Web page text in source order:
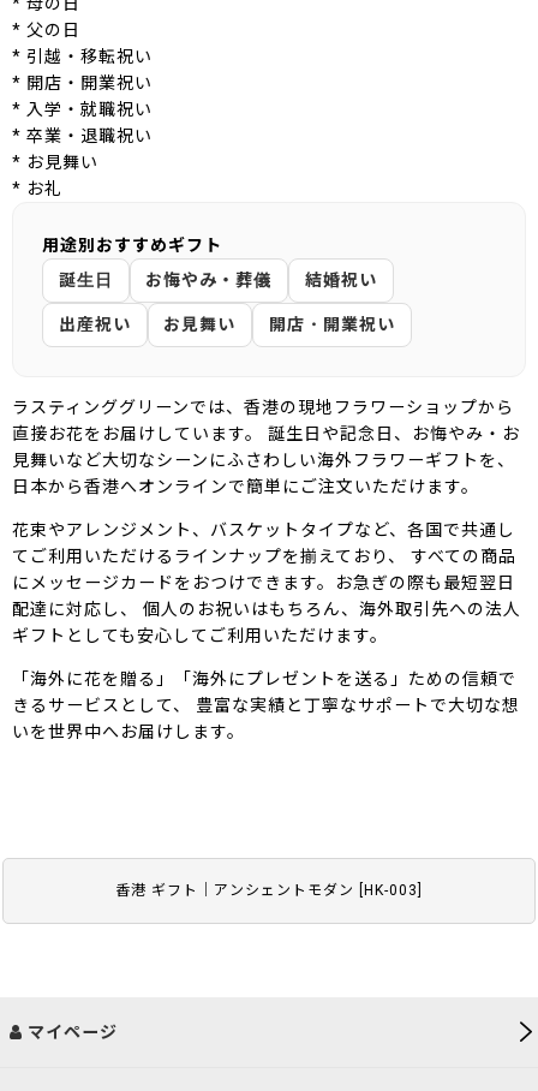
香港 ギフト｜アンシェントモダン HK-003
* 父の日
* 引越・移転祝い
* 開店・開業祝い
* 入学・就職祝い
* 卒業・退職祝い
* お見舞い
* お礼
用途別おすすめギフト
誕生日
お悔やみ・葬儀
結婚祝い
出産祝い
お見舞い 開店・開業祝い
ラスティンググリーンでは、香港の現地フラワーショップから
直接お花をお届けしています。 誕生日や記念日、お悔やみ・お
見舞いなど大切なシーンにふさわしい海外フラワーギフトを、
日本から香港へオンラインで簡単にご注文いただけます。
花束やアレンジメント、バスケットタイプなど、各国で共通し
てご利用いただけるラインナップを揃えており、 すべての商品
にメッセージカードをおつけできます。お急ぎの際も最短翌日
配達に対応し、 個人のお祝いはもちろん、海外取引先への法人
ギフトとしても安心してご利用いただけます。
「海外に花を贈る」「海外にプレゼントを送る」ための信頼で
きるサービスとして、 豊富な実績と丁寧なサポートで大切な想
いを世界中へお届けします。
マイページ